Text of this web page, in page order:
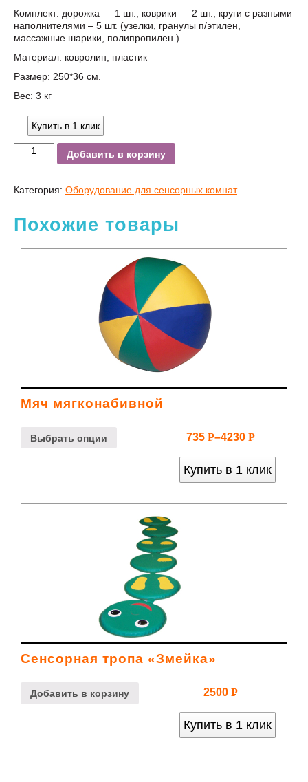
Комплект: дорожка — 1 шт., коврики — 2 шт., круги с разными
наполнителями – 5 шт. (узелки, гранулы п/этилен,
массажные шарики, полипропилен.)
Материал: ковролин, пластик
Размер: 250*36 см.
Вес: 3 кг
Купить в 1 клик
Добавить в корзину
Категория: Оборудование для сенсорных комнат
Похожие товары
Мяч мягконабивной
Выбрать опции 735 Р–4230 Р
Купить в 1 клик
Сенсорная тропа «Змейка»
Добавить в корзину 2500 Р
Купить в 1 клик